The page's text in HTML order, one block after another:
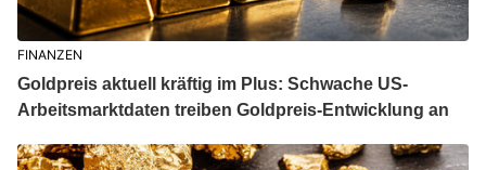
FINANZEN
Goldpreis aktuell kräftig im Plus: Schwache US-
Arbeitsmarktdaten treiben Goldpreis-Entwicklung an